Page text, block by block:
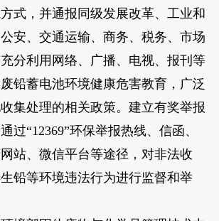
式，并通报同级发展改革、工业和
安、交通运输、商务、税务、市场
分利用网络、广播、电视、报刊等
铅蓄电池环境健康危害教育，广泛
集处理的相关政策。建立有奖举报
过“12369”环保举报热线、信函、
站、微信平台等途径，对非法收
铅等环境违法行为进行监督和举